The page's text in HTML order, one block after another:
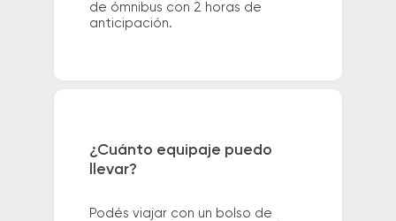
de ómnibus con 2 horas de
anticipación.
¿Cuánto equipaje puedo
llevar?
Podés viajar con un bolso de